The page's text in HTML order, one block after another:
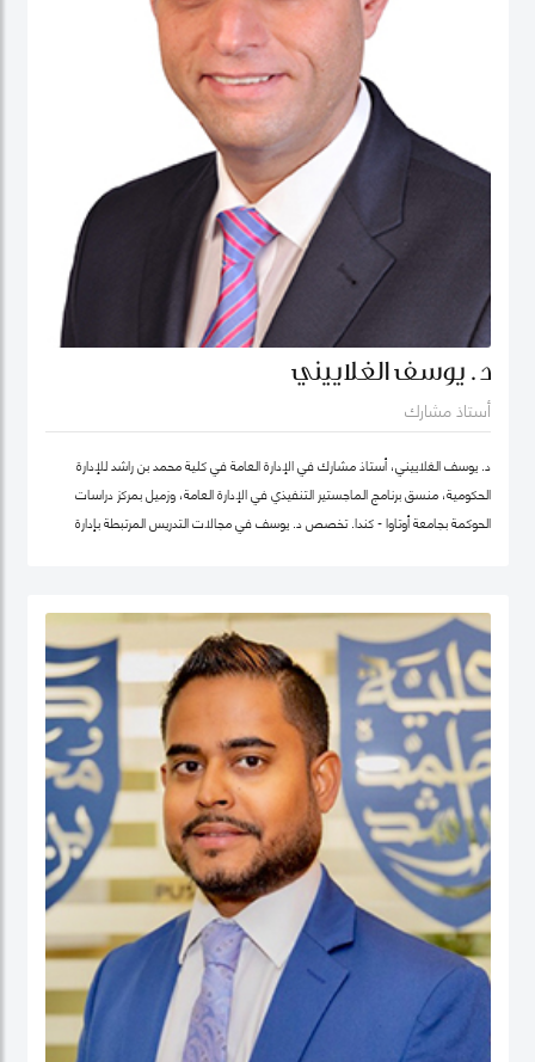
د. يوسف الغلاييني
أستاذ مشارك
د. يوسف الغلاييني، أستاذ مشارك في الإدارة العامة في كلية محمد بن راشد للإدارة
الحكومية، منسق برنامج الماجستير التنفيذي في الإدارة العامة، وزميل بمركز دراسات
الحوكمة بجامعة أوتاوا - كندا. تَخصص د. يوسف في مجالات التدريس المرتبطة بإدارة
العامة. قبل التحاقه بكلية محمد بن راشد للإدارة الحكومية، عمل الدكتور يوسف كأستاذ
مساعد وشغل منصب مدير برنامج إدارة الموارد البشرية في كلية إدارة الأعمال في الكلية
الأسترالية في دولة الكويت. قبل ذلك، عمل كمستشار للحكومة الاتحادية في كندا في عدد
من المشاريع المرتبطة بالتطوير المؤسسي و بناء القدرات التنظيمية حيث قام بتصميم
وتنفيذ العديد من برامج التدريب للحكومة الاتحادية بما في ذلك مجالات التفكير
الاستراتيجي والإدارة القائمة على النتائج تحت بند تنفيذ البرامج الحكومية والسياسات
العامة.